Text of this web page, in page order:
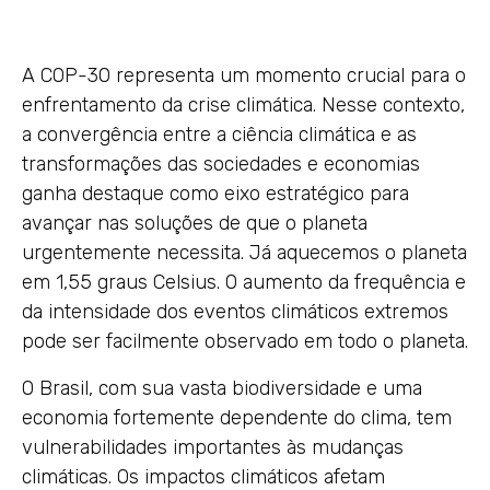
A COP-30 representa um momento crucial para o
enfrentamento da crise climática. Nesse contexto,
a convergência entre a ciência climática e as
transformações das sociedades e economias
ganha destaque como eixo estratégico para
avançar nas soluções de que o planeta
urgentemente necessita. Já aquecemos o planeta
em 1,55 graus Celsius. O aumento da frequência e
da intensidade dos eventos climáticos extremos
pode ser facilmente observado em todo o planeta.
O Brasil, com sua vasta biodiversidade e uma
economia fortemente dependente do clima, tem
vulnerabilidades importantes às mudanças
climáticas. Os impactos climáticos afetam